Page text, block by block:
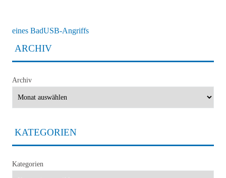
eines BadUSB-Angriffs
ARCHIV
Archiv
KATEGORIEN
Kategorien